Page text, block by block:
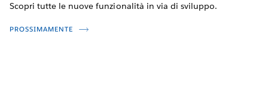
Scopri tutte le nuove funzionalità in via di sviluppo.
PROSSIMAMENTE